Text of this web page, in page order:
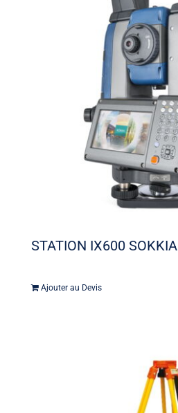
STATION IX600 SOKKIA
Ajouter au Devis